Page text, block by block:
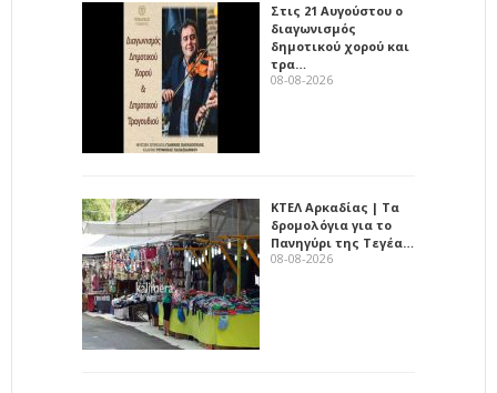
Στις 21 Αυγούστου ο
διαγωνισμός
δημοτικού χορού και
τρα…
08-08-2026
ΚΤΕΛ Αρκαδίας | Τα
δρομολόγια για το
Πανηγύρι της Τεγέα…
08-08-2026